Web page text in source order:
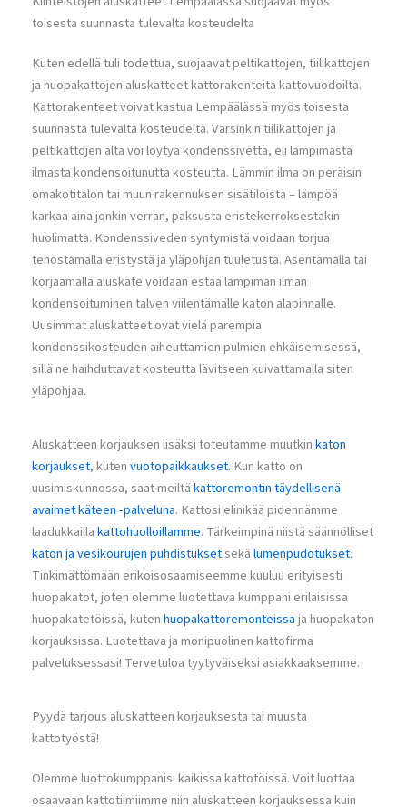
toisesta suunnasta tulevalta kosteudelta
Kuten edellä tuli todettua, suojaavat peltikattojen, tiilikattojen
ja huopakattojen aluskatteet kattorakenteita kattovuodoilta.
Kattorakenteet voivat kastua Lempäälässä myös toisesta
suunnasta tulevalta kosteudelta. Varsinkin tiilikattojen ja
peltikattojen alta voi löytyä kondenssivettä, eli lämpimästä
ilmasta kondensoitunutta kosteutta. Lämmin ilma on peräisin
omakotitalon tai muun rakennuksen sisätiloista – lämpöä
karkaa aina jonkin verran, paksusta eristekerroksestakin
huolimatta. Kondenssiveden syntymistä voidaan torjua
tehostamalla eristystä ja yläpohjan tuuletusta. Asentamalla tai
korjaamalla aluskate voidaan estää lämpimän ilman
kondensoituminen talven viilentämälle katon alapinnalle.
Uusimmat aluskatteet ovat vielä parempia
kondenssikosteuden aiheuttamien pulmien ehkäisemisessä,
sillä ne haihduttavat kosteutta lävitseen kuivattamalla siten
yläpohjaa.
Aluskatteen korjauksen lisäksi toteutamme muutkinkaton
korjaukset, kutenvuotopaikkaukset. Kun katto on
uusimiskunnossa, saat meiltäkattoremontin täydellisenä
avaimet käteen -palveluna. Kattosi elinikää pidennämme
laadukkaillakattohuolloillamme. Tärkeimpinä niistä säännölliset
katon ja vesikourujen puhdistuksetsekälumenpudotukset.
Tinkimättömään erikoisosaamiseemme kuuluu erityisesti
huopakatot, joten olemme luotettava kumppani erilaisissa
huopakatetöissä, kutenhuopakattoremonteissaja huopakaton
korjauksissa. Luotettava ja monipuolinen kattofirma
palveluksessasi! Tervetuloa tyytyväiseksi asiakkaaksemme.
Pyydä tarjous aluskatteen korjauksesta tai muusta
kattotyöstä!
Olemme luottokumppanisi kaikissa kattotöissä. Voit luottaa
osaavaan kattotiimiimme niin aluskatteen korjauksessa kuin